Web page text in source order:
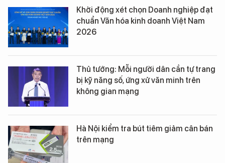
Khởi động xét chọn Doanh nghiệp đạt
chuẩn Văn hóa kinh doanh Việt Nam
2026
Thủ tướng: Mỗi người dân cần tự trang
bị kỹ năng số, ứng xử văn minh trên
không gian mạng
Hà Nội kiểm tra bút tiêm giảm cân bán
trên mạng